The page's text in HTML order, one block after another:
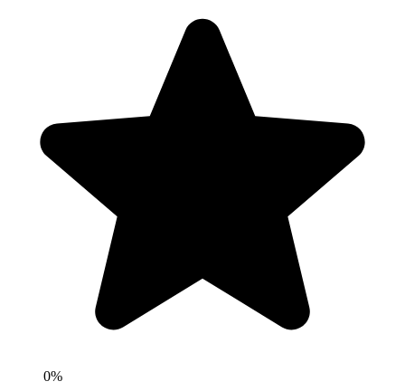
0%